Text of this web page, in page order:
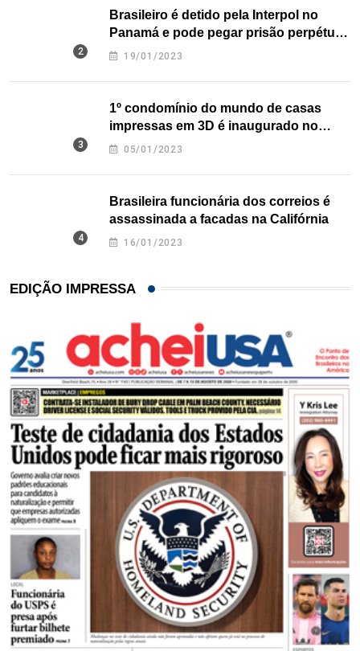
Brasileiro é detido pela Interpol no
Panamá e pode pegar prisão perpétua
nos EUA
19/01/2023
1º condomínio do mundo de casas
impressas em 3D é inaugurado no
Texas
05/01/2023
Brasileira funcionária dos correios é
assassinada a facadas na Califórnia
16/01/2023
EDIÇÃO IMPRESSA